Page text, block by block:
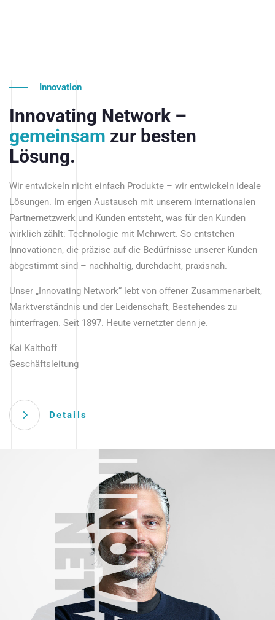
Innovation
Innovating Network –
gemeinsam zur besten
Lösung.
Wir entwickeln nicht einfach Produkte – wir entwickeln ideale
Lösungen. Im engen Austausch mit unserem internationalen
Partnernetzwerk und Kunden entsteht, was für den Kunden
wirklich zählt: Technologie mit Mehrwert. So entstehen
Innovationen, die präzise auf die Bedürfnisse unserer Kunden
abgestimmt sind – nachhaltig, durchdacht, praxisnah.
Unser „Innovating Network“ lebt von offener Zusammenarbeit,
Marktverständnis und der Leidenschaft, Bestehendes zu
hinterfragen. Seit 1897. Heute vernetzter denn je.
Kai Kalthoff
Geschäftsleitung
Details